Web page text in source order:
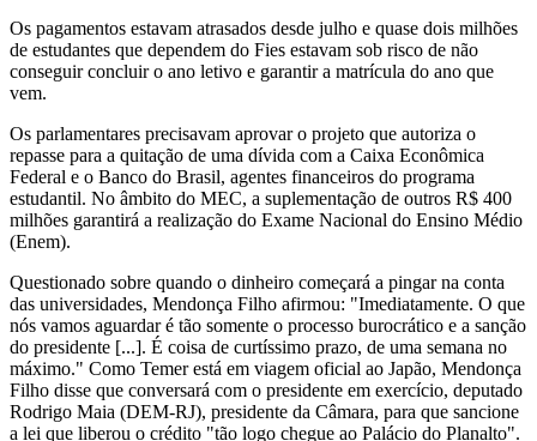
Os pagamentos estavam atrasados desde julho e quase dois milhões
de estudantes que dependem do Fies estavam sob risco de não
conseguir concluir o ano letivo e garantir a matrícula do ano que
vem.
Os parlamentares precisavam aprovar o projeto que autoriza o
repasse para a quitação de uma dívida com a Caixa Econômica
Federal e o Banco do Brasil, agentes financeiros do programa
estudantil. No âmbito do MEC, a suplementação de outros R$ 400
milhões garantirá a realização do Exame Nacional do Ensino Médio
(Enem).
Questionado sobre quando o dinheiro começará a pingar na conta
das universidades, Mendonça Filho afirmou: "Imediatamente. O que
nós vamos aguardar é tão somente o processo burocrático e a sanção
do presidente [...]. É coisa de curtíssimo prazo, de uma semana no
máximo." Como Temer está em viagem oficial ao Japão, Mendonça
Filho disse que conversará com o presidente em exercício, deputado
Rodrigo Maia (DEM-RJ), presidente da Câmara, para que sancione
a lei que liberou o crédito "tão logo chegue ao Palácio do Planalto".